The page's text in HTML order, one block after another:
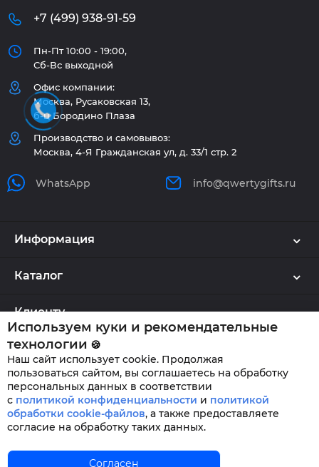
+7 (499) 938-91-59
Пн-Пт 10:00 - 19:00,
Сб-Вс выходной
Офис компании:
Москва, Русаковская 13,
б-ц Бородино Плаза
Производство и самовывоз:
Москва, 4-Я Гражданская ул, д. 33/1 стр. 2
WhatsApp info@qwertygifts.ru
Информация
Каталог
Клиенту
QWERTYGIFTS © 2026
Используем куки и рекомендательные
технологии 🍪
Наш сайт использует cookie. Продолжая
пользоваться сайтом, вы соглашаетесь на обработку
персональных данных в соответствии
с политикой конфиденциальности и политикой
обработки cookie-файлов, а также предоставляете
согласие на обработку таких данных.
Согласен